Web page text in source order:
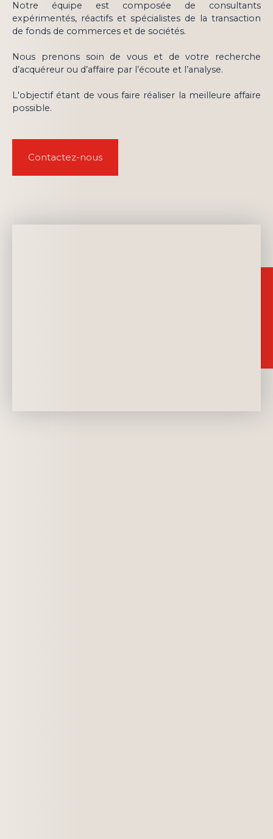
Notre équipe est composée de consultants
expérimentés, réactifs et spécialistes de la transaction
de fonds de commerces et de sociétés.
Nous prenons soin de vous et de votre recherche
d’acquéreur ou d’affaire par l’écoute et l’analyse.
L'objectif étant de vous faire réaliser la meilleure affaire
possible.
Contactez-nous